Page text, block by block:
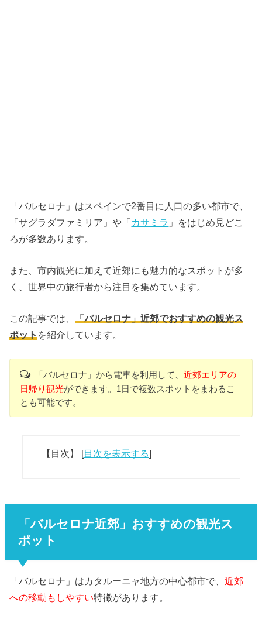
「バルセロナ」はスペインで2番目に人口の多い都市で、
「サグラダファミリア」や「カサミラ 」をはじめ見どこ
ろが多数あります。
また、市内観光に加えて近郊にも魅力的なスポットが多
く、世界中の旅行者から注目を集めています。
この記事では、「バルセロナ」近郊でおすすめの観光ス
ポットを紹介しています。
「バルセロナ」から電車を利用して、 近郊エリアの
日帰り観光ができます。1日で複数スポットをまわるこ
とも可能です。
【目次】 [目次を表示する]
「バルセロナ近郊」おすすめの観光ス
ポット
「バルセロナ」はカタルーニャ地方の中心都市で、近郊
への移動もしやすい特徴があります。